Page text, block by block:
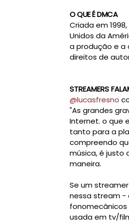
O QUE É DMCA
Criada em
Unidos da
a produção e a
direitos de
STREAMERS
@lucasfresno
"As grandes
Internet. o que
tanto para a
compreendo
música, é justo
maneira.
Se um
nessa stream -
usada em tv/